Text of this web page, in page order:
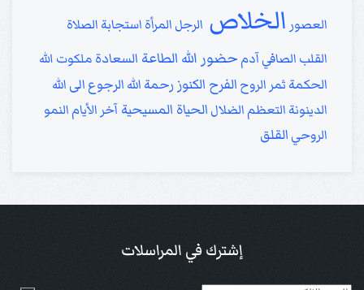
العصور الخلاص الرجل المرأة استجابة الصلاة
القلب الصافيآدم حضور الله الطاعة السعادة ملكوت الله
الحكمة ثمر الروح الفرح الكنوز رحمة الله الرجوع الى الله
الدينونة التعظم الضلال الحياة المسيحية آخر الأيام النمو
الروحي القلق
إشترك في المراسلات